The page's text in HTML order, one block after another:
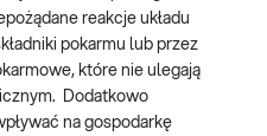
reakcje układu
pokarmu lub przez
które nie ulegają
Dodatkowo
na gospodarkę